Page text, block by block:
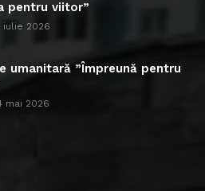
pentru viitor”
iulie 2026
umanitară ”Împreună pentru
mai 2026